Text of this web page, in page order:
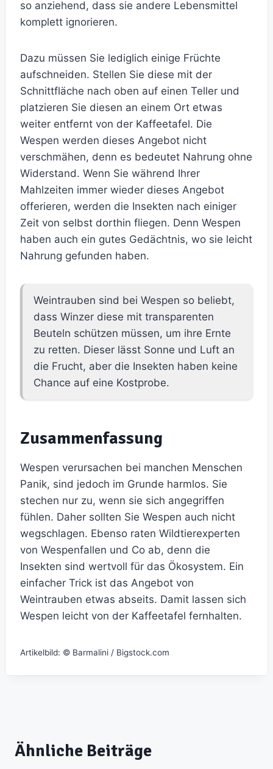
so anziehend, dass sie andere Lebensmittel
komplett ignorieren.
Dazu müssen Sie lediglich einige Früchte
aufschneiden. Stellen Sie diese mit der
Schnittfläche nach oben auf einen Teller und
platzieren Sie diesen an einem Ort etwas
weiter entfernt von der Kaffeetafel. Die
Wespen werden dieses Angebot nicht
verschmähen, denn es bedeutet Nahrung ohne
Widerstand. Wenn Sie während Ihrer
Mahlzeiten immer wieder dieses Angebot
offerieren, werden die Insekten nach einiger
Zeit von selbst dorthin fliegen. Denn Wespen
haben auch ein gutes Gedächtnis, wo sie leicht
Nahrung gefunden haben.
Weintrauben sind bei Wespen so beliebt,
dass Winzer diese mit transparenten
Beuteln schützen müssen, um ihre Ernte
zu retten. Dieser lässt Sonne und Luft an
die Frucht, aber die Insekten haben keine
Chance auf eine Kostprobe.
Zusammenfassung
Wespen verursachen bei manchen Menschen
Panik, sind jedoch im Grunde harmlos. Sie
stechen nur zu, wenn sie sich angegriffen
fühlen. Daher sollten Sie Wespen auch nicht
wegschlagen. Ebenso raten Wildtierexperten
von Wespenfallen und Co ab, denn die
Insekten sind wertvoll für das Ökosystem. Ein
einfacher Trick ist das Angebot von
Weintrauben etwas abseits. Damit lassen sich
Wespen leicht von der Kaffeetafel fernhalten.
Artikelbild: © Barmalini / Bigstock.com
Ähnliche Beiträge